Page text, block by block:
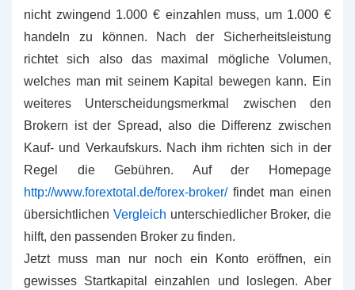
nicht zwingend 1.000 € einzahlen muss, um 1.000 €
handeln zu können. Nach der Sicherheitsleistung
richtet sich also das maximal mögliche Volumen,
welches man mit seinem Kapital bewegen kann. Ein
weiteres Unterscheidungsmerkmal zwischen den
Brokern ist der Spread, also die Differenz zwischen
Kauf- und Verkaufskurs. Nach ihm richten sich in der
Regel die Gebühren. Auf der Homepage
http://www.forextotal.de/forex-broker/findet man einen
übersichtlichen Vergleich unterschiedlicher Broker, die
hilft, den passenden Broker zu finden.
Jetzt muss man nur noch ein Konto eröffnen, ein
gewisses Startkapital einzahlen und loslegen. Aber